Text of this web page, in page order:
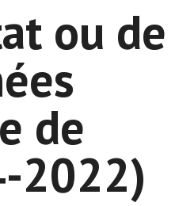
ou de
de
2022)